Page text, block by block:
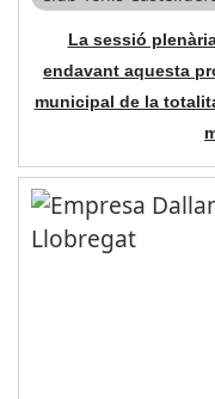
La sessió
endavant aquesta
municipal de la